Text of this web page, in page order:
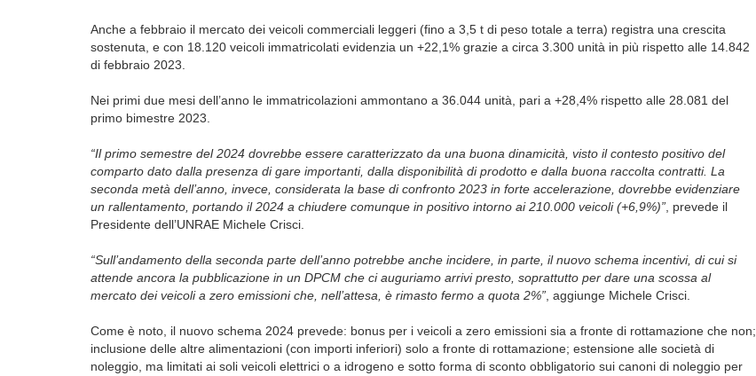
Anche a febbraio il mercato dei veicoli commerciali leggeri (fino a 3,5 t di peso totale a terra) registra una crescita
sostenuta, e con 18.120 veicoli immatricolati evidenzia un +22,1% grazie a circa 3.300 unità in più rispetto alle 14.842
di febbraio 2023.
Nei primi due mesi dell’anno le immatricolazioni ammontano a 36.044 unità, pari a +28,4% rispetto alle 28.081 del
primo bimestre 2023.
“Il primo semestre del 2024 dovrebbe essere caratterizzato da una buona dinamicità, visto il contesto positivo del
comparto dato dalla presenza di gare importanti, dalla disponibilità di prodotto e dalla buona raccolta contratti. La
seconda metà dell’anno, invece, considerata la base di confronto 2023 in forte accelerazione, dovrebbe evidenziare
un rallentamento, portando il 2024 a chiudere comunque in positivo intorno ai 210.000 veicoli (+6,9%)” , prevede il
Presidente dell’UNRAE Michele Crisci.
“Sull’andamento della seconda parte dell’anno potrebbe anche incidere, in parte, il nuovo schema incentivi, di cui si
attende ancora la pubblicazione in un DPCM che ci auguriamo arrivi presto, soprattutto per dare una scossa al
mercato dei veicoli a zero emissioni che, nell’attesa, è rimasto fermo a quota 2%” , aggiunge Michele Crisci.
Come è noto, il nuovo schema 2024 prevede: bonus per i veicoli a zero emissioni sia a fronte di rottamazione che non;
inclusione delle altre alimentazioni (con importi inferiori) solo a fronte di rottamazione; estensione alle società di
noleggio, ma limitati ai soli veicoli elettrici o a idrogeno e sotto forma di sconto obbligatorio sui canoni di noleggio per